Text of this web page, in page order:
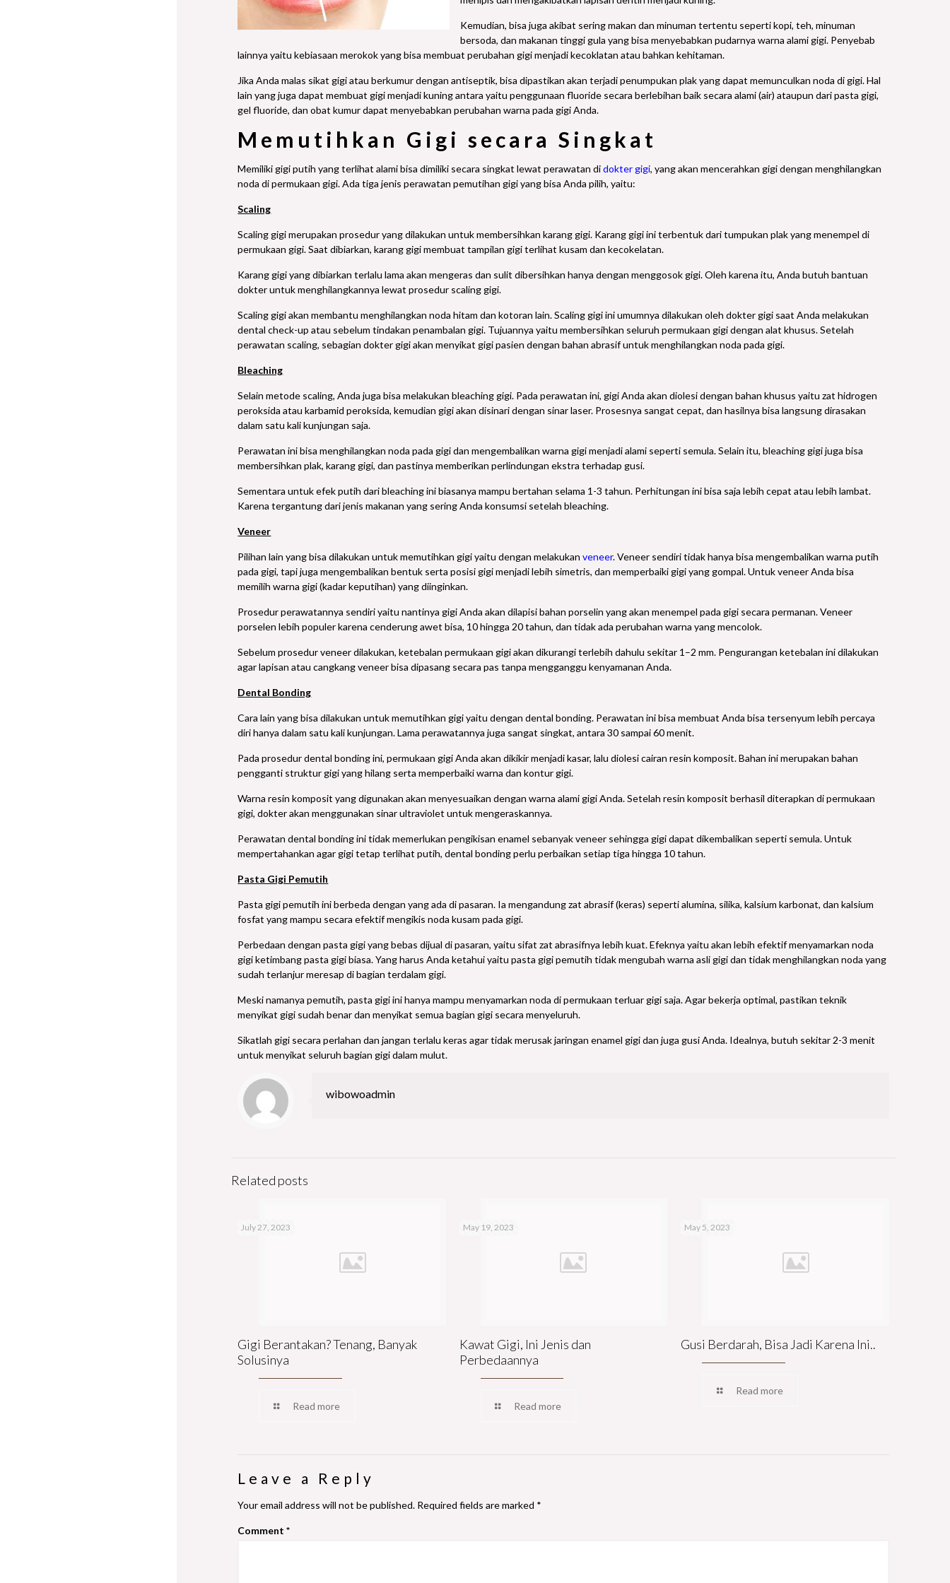
Kemudian, bisa juga akibat sering makan dan minuman tertentu seperti kopi, teh, minuman
bersoda, dan makanan tinggi gula yang bisa menyebabkan pudarnya warna alami gigi. Penyebab
lainnya yaitu kebiasaan merokok yang bisa membuat perubahan gigi menjadi kecoklatan atau bahkan kehitaman.
Jika Anda malas sikat gigi atau berkumur dengan antiseptik, bisa dipastikan akan terjadi penumpukan plak yang dapat memunculkan noda di gigi. Hal
lain yang juga dapat membuat gigi menjadi kuning antara yaitu penggunaan fluoride secara berlebihan baik secara alami (air) ataupun dari pasta gigi,
gel fluoride, dan obat kumur dapat menyebabkan perubahan warna pada gigi Anda.
Memutihkan Gigi secara Singkat
Memiliki gigi putih yang terlihat alami bisa dimiliki secara singkat lewat perawatan didokter gigi, yang akan mencerahkan gigi dengan menghilangkan
noda di permukaan gigi. Ada tiga jenis perawatan pemutihan gigi yang bisa Anda pilih, yaitu:
Scaling
Scaling gigi merupakan prosedur yang dilakukan untuk membersihkan karang gigi. Karang gigi ini terbentuk dari tumpukan plak yang menempel di
permukaan gigi. Saat dibiarkan, karang gigi membuat tampilan gigi terlihat kusam dan kecokelatan.
Karang gigi yang dibiarkan terlalu lama akan mengeras dan sulit dibersihkan hanya dengan menggosok gigi. Oleh karena itu, Anda butuh bantuan
dokter untuk menghilangkannya lewat prosedur scaling gigi.
Scaling gigi akan membantu menghilangkan noda hitam dan kotoran lain. Scaling gigi ini umumnya dilakukan oleh dokter gigi saat Anda melakukan
dental check-up atau sebelum tindakan penambalan gigi. Tujuannya yaitu membersihkan seluruh permukaan gigi dengan alat khusus. Setelah
perawatan scaling, sebagian dokter gigi akan menyikat gigi pasien dengan bahan abrasif untuk menghilangkan noda pada gigi.
Bleaching
Selain metode scaling, Anda juga bisa melakukan bleaching gigi. Pada perawatan ini, gigi Anda akan diolesi dengan bahan khusus yaitu zat hidrogen
peroksida atau karbamid peroksida, kemudian gigi akan disinari dengan sinar laser. Prosesnya sangat cepat, dan hasilnya bisa langsung dirasakan
dalam satu kali kunjungan saja.
Perawatan ini bisa menghilangkan noda pada gigi dan mengembalikan warna gigi menjadi alami seperti semula. Selain itu, bleaching gigi juga bisa
membersihkan plak, karang gigi, dan pastinya memberikan perlindungan ekstra terhadap gusi.
Sementara untuk efek putih dari bleaching ini biasanya mampu bertahan selama 1-3 tahun. Perhitungan ini bisa saja lebih cepat atau lebih lambat.
Karena tergantung dari jenis makanan yang sering Anda konsumsi setelah bleaching.
Veneer
Pilihan lain yang bisa dilakukan untuk memutihkan gigi yaitu dengan melakukanveneer. Veneer sendiri tidak hanya bisa mengembalikan warna putih
pada gigi, tapi juga mengembalikan bentuk serta posisi gigi menjadi lebih simetris, dan memperbaiki gigi yang gompal. Untuk veneer Anda bisa
memilih warna gigi (kadar keputihan) yang diinginkan.
Prosedur perawatannya sendiri yaitu nantinya gigi Anda akan dilapisi bahan porselin yang akan menempel pada gigi secara permanan. Veneer
porselen lebih populer karena cenderung awet bisa, 10 hingga 20 tahun, dan tidak ada perubahan warna yang mencolok.
Sebelum prosedur veneer dilakukan, ketebalan permukaan gigi akan dikurangi terlebih dahulu sekitar 1–2 mm. Pengurangan ketebalan ini dilakukan
agar lapisan atau cangkang veneer bisa dipasang secara pas tanpa mengganggu kenyamanan Anda.
Dental Bonding
Cara lain yang bisa dilakukan untuk memutihkan gigi yaitu dengan dental bonding. Perawatan ini bisa membuat Anda bisa tersenyum lebih percaya
diri hanya dalam satu kali kunjungan. Lama perawatannya juga sangat singkat, antara 30 sampai 60 menit.
Pada prosedur dental bonding ini, permukaan gigi Anda akan dikikir menjadi kasar, lalu diolesi cairan resin komposit. Bahan ini merupakan bahan
pengganti struktur gigi yang hilang serta memperbaiki warna dan kontur gigi.
Warna resin komposit yang digunakan akan menyesuaikan dengan warna alami gigi Anda. Setelah resin komposit berhasil diterapkan di permukaan
gigi, dokter akan menggunakan sinar ultraviolet untuk mengeraskannya.
Perawatan dental bonding ini tidak memerlukan pengikisan enamel sebanyak veneer sehingga gigi dapat dikembalikan seperti semula. Untuk
mempertahankan agar gigi tetap terlihat putih, dental bonding perlu perbaikan setiap tiga hingga 10 tahun.
Pasta Gigi Pemutih
Pasta gigi pemutih ini berbeda dengan yang ada di pasaran. Ia mengandung zat abrasif (keras) seperti alumina, silika, kalsium karbonat, dan kalsium
fosfat yang mampu secara efektif mengikis noda kusam pada gigi.
Perbedaan dengan pasta gigi yang bebas dijual di pasaran, yaitu sifat zat abrasifnya lebih kuat. Efeknya yaitu akan lebih efektif menyamarkan noda
gigi ketimbang pasta gigi biasa. Yang harus Anda ketahui yaitu pasta gigi pemutih tidak mengubah warna asli gigi dan tidak menghilangkan noda yang
sudah terlanjur meresap di bagian terdalam gigi.
Meski namanya pemutih, pasta gigi ini hanya mampu menyamarkan noda di permukaan terluar gigi saja. Agar bekerja optimal, pastikan teknik
menyikat gigi sudah benar dan menyikat semua bagian gigi secara menyeluruh.
Sikatlah gigi secara perlahan dan jangan terlalu keras agar tidak merusak jaringan enamel gigi dan juga gusi Anda. Idealnya, butuh sekitar 2-3 menit
untuk menyikat seluruh bagian gigi dalam mulut.
wibowoadmin
Related posts
July 27, 2023
Gigi Berantakan? Tenang, Banyak
Solusinya
Read more
May 19, 2023
Kawat Gigi, Ini Jenis dan
Perbedaannya
Read more
May 5, 2023
Gusi Berdarah, Bisa Jadi Karena Ini..
Read more
Leave a Reply
Your email address will not be published. Required fields are marked *
Comment*